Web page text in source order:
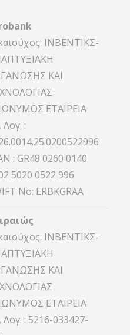
ΙΝΒΕΝΤΙΚΣ-
ΚΑΙ
ΕΤΑΙΡΕΙΑ
Λογ. :
: GR48 0260 0140
5020 0522 996
No: ERBKGRAA
ΙΝΒΕΝΤΙΚΣ-
ΚΑΙ
ΕΤΑΙΡΕΙΑ
Λογ. : 5216-033427-